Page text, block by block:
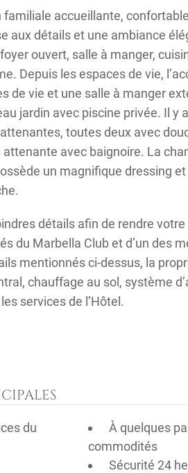
accueillante,
aux détails et une ambiance
ouvert, salle à manger,
Depuis les espaces de vie,
de vie et une salle à manger
jardin avec piscine privée. Il y
toutes deux avec
attenante avec baignoire. La
un magnifique dressing
détails afin de rendre
du Marbella Club et d’un des
mentionnés ci-dessus, la
chauffage au sol, système
services de l’Hôtel.
du
À quelques
commodités
Sécurité 24